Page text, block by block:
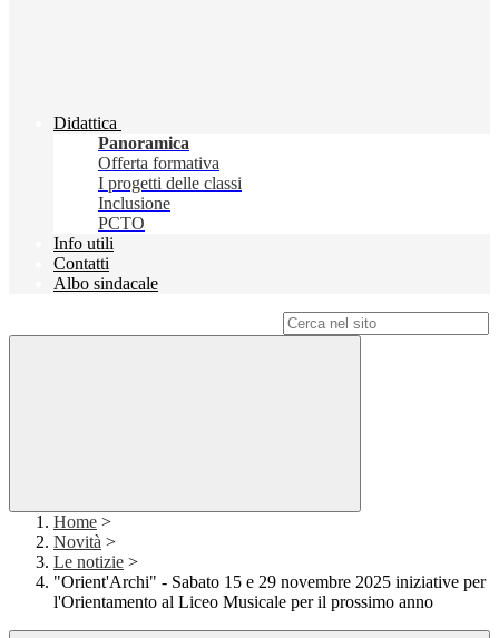
Didattica
Panoramica
Offerta formativa
I progetti delle classi
Inclusione
PCTO
Info utili
Contatti
Albo sindacale
Home >
Novità >
Le notizie >
"Orient'Archi" - Sabato 15 e 29 novembre 2025 iniziative per
l'Orientamento al Liceo Musicale per il prossimo anno